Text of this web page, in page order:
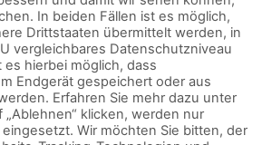
AGB KONTAKT
- Trettaustraße 49 – D-21107 Hamburg